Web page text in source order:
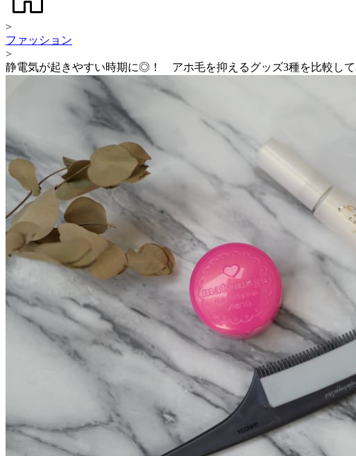
>
ファッション
>
静電気が起きやすい時期に◎！ アホ毛を抑えるグッズ3種を比較して